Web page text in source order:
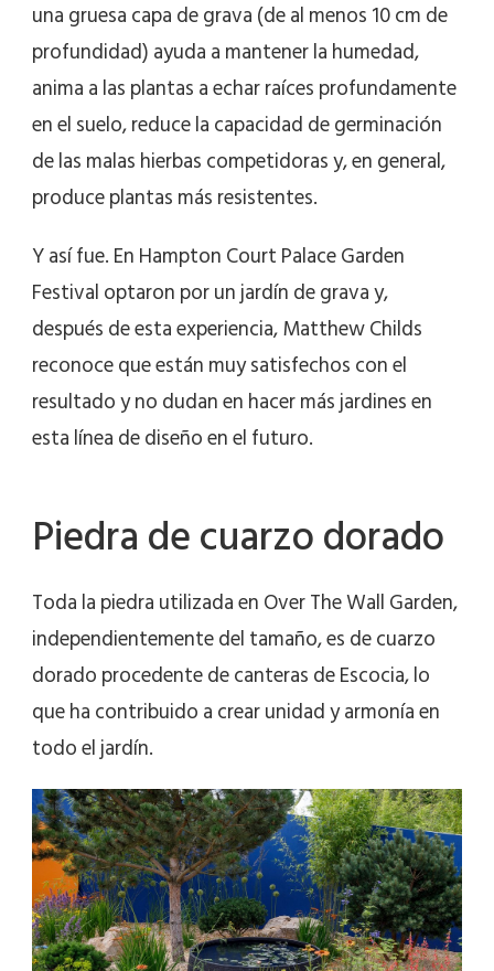
una gruesa capa de grava (de al menos 10 cm de
profundidad) ayuda a mantener la humedad,
anima a las plantas a echar raíces profundamente
en el suelo, reduce la capacidad de germinación
de las malas hierbas competidoras y, en general,
produce plantas más resistentes.
Y así fue. En Hampton Court Palace Garden
Festival optaron por un jardín de grava y,
después de esta experiencia, Matthew Childs
reconoce que están muy satisfechos con el
resultado y no dudan en hacer más jardines en
esta línea de diseño en el futuro.
Piedra de cuarzo dorado
Toda la piedra utilizada en Over The Wall Garden,
independientemente del tamaño, es de cuarzo
dorado procedente de canteras de Escocia, lo
que ha contribuido a crear unidad y armonía en
todo el jardín.